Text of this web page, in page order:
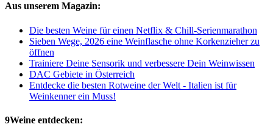
Aus unserem Magazin:
Die besten Weine für einen Netflix & Chill-Serienmarathon
Sieben Wege, 2026 eine Weinflasche ohne Korkenzieher zu
öffnen
Trainiere Deine Sensorik und verbessere Dein Weinwissen
DAC Gebiete in Österreich
Entdecke die besten Rotweine der Welt - Italien ist für
Weinkenner ein Muss!
9Weine entdecken: